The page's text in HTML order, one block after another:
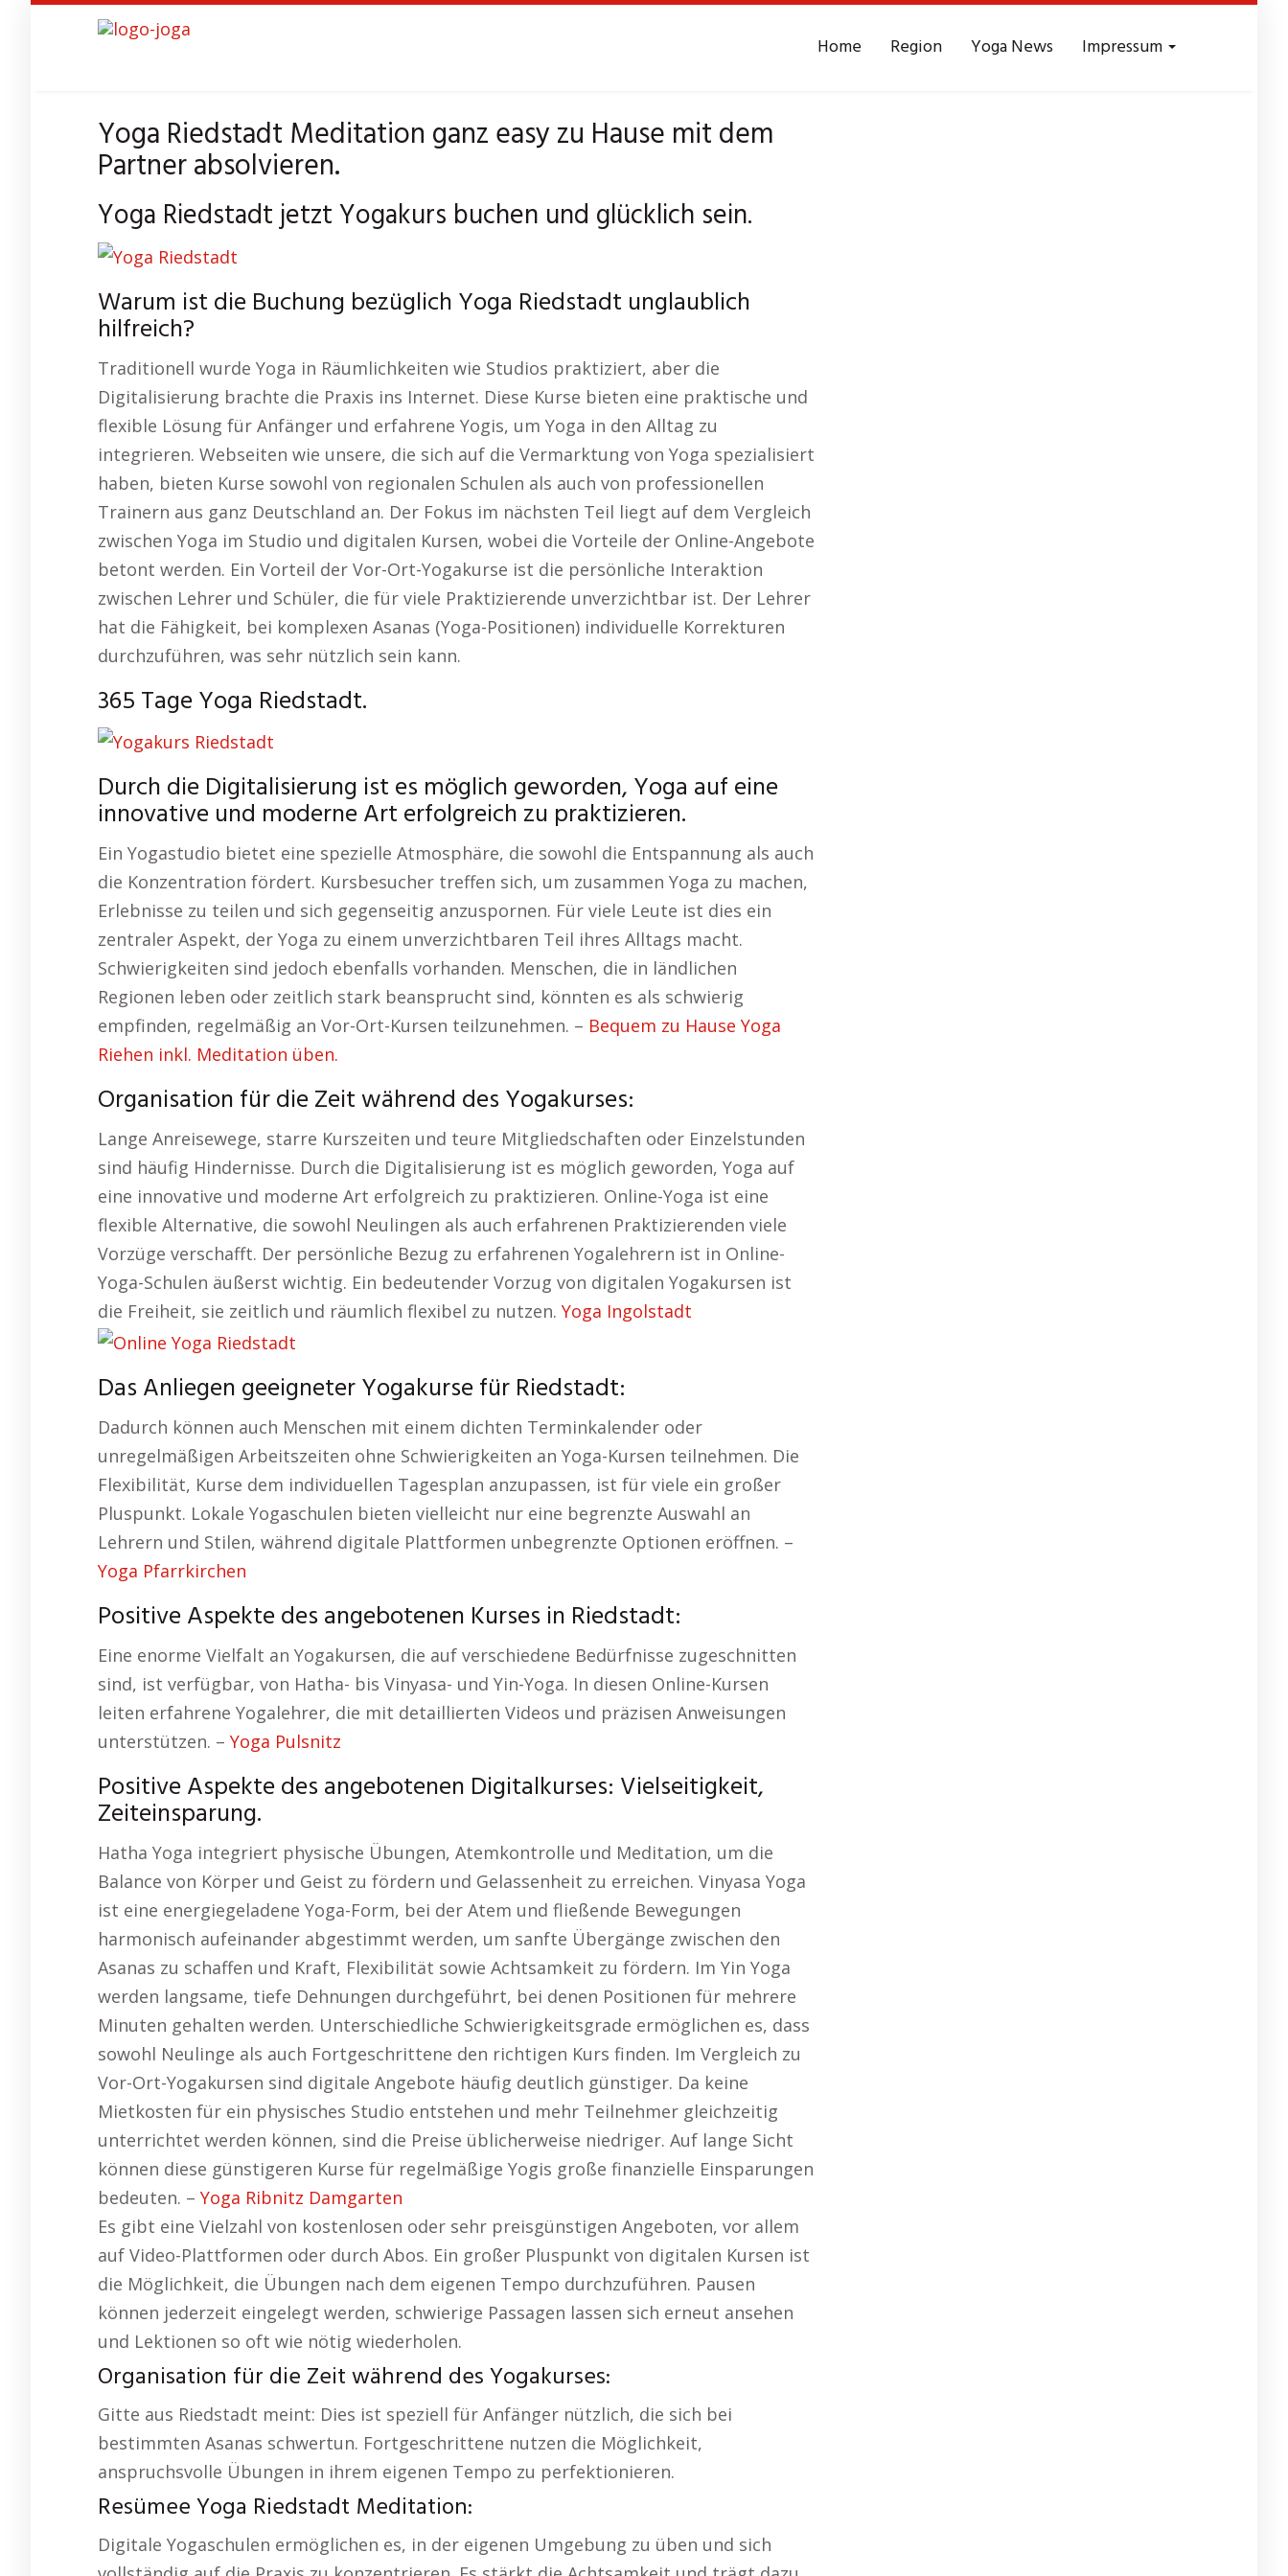
Home Region Yoga News Impressum
Yoga Riedstadt Meditation ganz easy zu Hause mit dem
Partner absolvieren.
Yoga Riedstadt jetzt Yogakurs buchen und glücklich sein.
Warum ist die Buchung bezüglich Yoga Riedstadt unglaublich
hilfreich?
Traditionell wurde Yoga in Räumlichkeiten wie Studios praktiziert, aber die
Digitalisierung brachte die Praxis ins Internet. Diese Kurse bieten eine praktische und
flexible Lösung für Anfänger und erfahrene Yogis, um Yoga in den Alltag zu
integrieren. Webseiten wie unsere, die sich auf die Vermarktung von Yoga spezialisiert
haben, bieten Kurse sowohl von regionalen Schulen als auch von professionellen
Trainern aus ganz Deutschland an. Der Fokus im nächsten Teil liegt auf dem Vergleich
zwischen Yoga im Studio und digitalen Kursen, wobei die Vorteile der Online-Angebote
betont werden. Ein Vorteil der Vor-Ort-Yogakurse ist die persönliche Interaktion
zwischen Lehrer und Schüler, die für viele Praktizierende unverzichtbar ist. Der Lehrer
hat die Fähigkeit, bei komplexen Asanas (Yoga-Positionen) individuelle Korrekturen
durchzuführen, was sehr nützlich sein kann.
365 Tage Yoga Riedstadt.
Durch die Digitalisierung ist es möglich geworden, Yoga auf eine
innovative und moderne Art erfolgreich zu praktizieren.
Ein Yogastudio bietet eine spezielle Atmosphäre, die sowohl die Entspannung als auch
die Konzentration fördert. Kursbesucher treffen sich, um zusammen Yoga zu machen,
Erlebnisse zu teilen und sich gegenseitig anzuspornen. Für viele Leute ist dies ein
zentraler Aspekt, der Yoga zu einem unverzichtbaren Teil ihres Alltags macht.
Schwierigkeiten sind jedoch ebenfalls vorhanden. Menschen, die in ländlichen
Regionen leben oder zeitlich stark beansprucht sind, könnten es als schwierig
empfinden, regelmäßig an Vor-Ort-Kursen teilzunehmen. – Bequem zu Hause Yoga
Riehen inkl. Meditation üben.
Organisation für die Zeit während des Yogakurses:
Lange Anreisewege, starre Kurszeiten und teure Mitgliedschaften oder Einzelstunden
sind häufig Hindernisse. Durch die Digitalisierung ist es möglich geworden, Yoga auf
eine innovative und moderne Art erfolgreich zu praktizieren. Online-Yoga ist eine
flexible Alternative, die sowohl Neulingen als auch erfahrenen Praktizierenden viele
Vorzüge verschafft. Der persönliche Bezug zu erfahrenen Yogalehrern ist in Online-
Yoga-Schulen äußerst wichtig. Ein bedeutender Vorzug von digitalen Yogakursen ist
die Freiheit, sie zeitlich und räumlich flexibel zu nutzen. Yoga Ingolstadt
Das Anliegen geeigneter Yogakurse für Riedstadt:
Dadurch können auch Menschen mit einem dichten Terminkalender oder
unregelmäßigen Arbeitszeiten ohne Schwierigkeiten an Yoga-Kursen teilnehmen. Die
Flexibilität, Kurse dem individuellen Tagesplan anzupassen, ist für viele ein großer
Pluspunkt. Lokale Yogaschulen bieten vielleicht nur eine begrenzte Auswahl an
Lehrern und Stilen, während digitale Plattformen unbegrenzte Optionen eröffnen. –
Yoga Pfarrkirchen
Positive Aspekte des angebotenen Kurses in Riedstadt:
Eine enorme Vielfalt an Yogakursen, die auf verschiedene Bedürfnisse zugeschnitten
sind, ist verfügbar, von Hatha- bis Vinyasa- und Yin-Yoga. In diesen Online-Kursen
leiten erfahrene Yogalehrer, die mit detaillierten Videos und präzisen Anweisungen
unterstützen. – Yoga Pulsnitz
Positive Aspekte des angebotenen Digitalkurses: Vielseitigkeit,
Zeiteinsparung.
Hatha Yoga integriert physische Übungen, Atemkontrolle und Meditation, um die
Balance von Körper und Geist zu fördern und Gelassenheit zu erreichen. Vinyasa Yoga
ist eine energiegeladene Yoga-Form, bei der Atem und fließende Bewegungen
harmonisch aufeinander abgestimmt werden, um sanfte Übergänge zwischen den
Asanas zu schaffen und Kraft, Flexibilität sowie Achtsamkeit zu fördern. Im Yin Yoga
werden langsame, tiefe Dehnungen durchgeführt, bei denen Positionen für mehrere
Minuten gehalten werden. Unterschiedliche Schwierigkeitsgrade ermöglichen es, dass
sowohl Neulinge als auch Fortgeschrittene den richtigen Kurs finden. Im Vergleich zu
Vor-Ort-Yogakursen sind digitale Angebote häufig deutlich günstiger. Da keine
Mietkosten für ein physisches Studio entstehen und mehr Teilnehmer gleichzeitig
unterrichtet werden können, sind die Preise üblicherweise niedriger. Auf lange Sicht
können diese günstigeren Kurse für regelmäßige Yogis große finanzielle Einsparungen
bedeuten. – Yoga Ribnitz Damgarten
Es gibt eine Vielzahl von kostenlosen oder sehr preisgünstigen Angeboten, vor allem
auf Video-Plattformen oder durch Abos. Ein großer Pluspunkt von digitalen Kursen ist
die Möglichkeit, die Übungen nach dem eigenen Tempo durchzuführen. Pausen
können jederzeit eingelegt werden, schwierige Passagen lassen sich erneut ansehen
und Lektionen so oft wie nötig wiederholen.
Organisation für die Zeit während des Yogakurses:
Gitte aus Riedstadt meint: Dies ist speziell für Anfänger nützlich, die sich bei
bestimmten Asanas schwertun. Fortgeschrittene nutzen die Möglichkeit,
anspruchsvolle Übungen in ihrem eigenen Tempo zu perfektionieren.
Resümee Yoga Riedstadt Meditation:
Digitale Yogaschulen ermöglichen es, in der eigenen Umgebung zu üben und sich